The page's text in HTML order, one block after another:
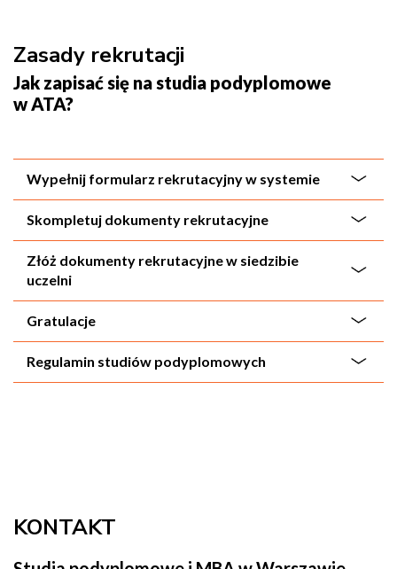
Zasady rekrutacji
Jak zapisać się na studia podyplomowe
w ATA?
Wypełnij formularz rekrutacyjny w systemie
Skompletuj dokumenty rekrutacyjne
Złóż dokumenty rekrutacyjne w siedzibie
uczelni
Gratulacje
Regulamin studiów podyplomowych
KONTAKT